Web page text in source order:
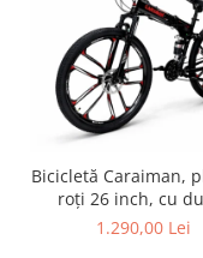
Bicicletă Caraiman,
roți 26 inch, cu
suspensie, frâne pe
1.290,00 Lei